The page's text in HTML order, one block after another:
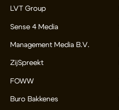
LVT Group
Sense 4 Media
Management Media B.V.
ZijSpreekt
FOWW
Buro Bakkenes